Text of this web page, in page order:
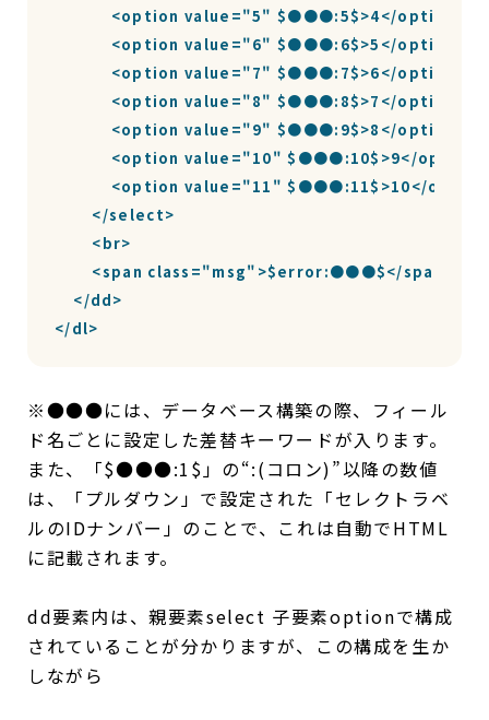
            <option value="5" $●●●:5$>4</option>
            <option value="6" $●●●:6$>5</option>
            <option value="7" $●●●:7$>6</option>
            <option value="8" $●●●:8$>7</option>
            <option value="9" $●●●:9$>8</option>
            <option value="10" $●●●:10$>9</option>
<option value="11" $●●●:11$>10</
        </select>
        <br>
        <span class="msg">$error:●●●$</span>
    </dd>
</dl>
※●●●には、データベース構築の際、フィール
ド名ごとに設定した差替キーワードが入ります。
また、「$●●●:1$」の“:(コロン)”以降の数値
は、「プルダウン」で設定された「セレクトラベ
ルのIDナンバー」のことで、これは自動でHTML
に記載されます。
dd要素内は、親要素select 子要素optionで構成
されていることが分かりますが、この構成を生か
しながら